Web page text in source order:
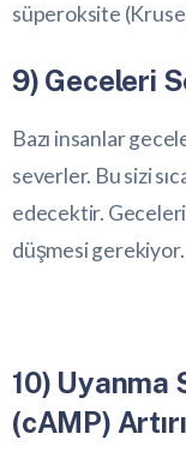
süperoksite
9) Geceleri
Bazı insanlar
severler. Bu sizi
edecektir. Geceleri
düşmesi gerekiyor.
10) Uyanma
(cAMP)